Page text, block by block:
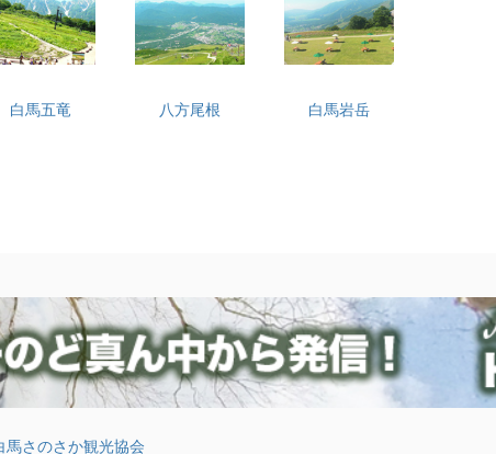
白馬五竜 八方尾根 白馬岩岳